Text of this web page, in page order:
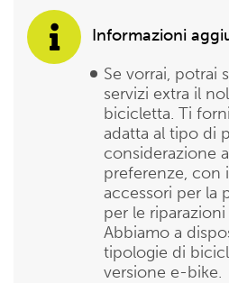
Informazioni
Se vorrai, potrai
servizi extra il
bicicletta. Ti
adatta al tipo di
considerazione
preferenze, con
accessori per la
per le
Abbiamo a
tipologie di
versione e-bike.